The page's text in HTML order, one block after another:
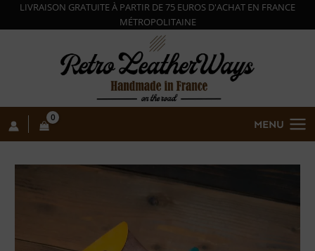
Aller
au
LIVRAISON GRATUITEÀ PARTIR DE 75 EUROS D'ACHAT EN FRANCE
MÉTROPOLITAINE
MENU
Pueblo